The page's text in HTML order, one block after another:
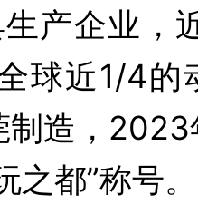
产企业，
球近1/4的
制造，2023
都”称号。